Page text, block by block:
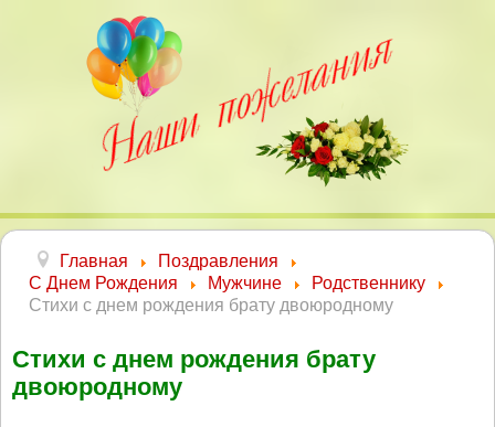
Главная
Поздравления
С Днем Рождения
Мужчине
Родственнику
Стихи с днем рождения брату двоюродному
Стихи с днем рождения брату
двоюродному